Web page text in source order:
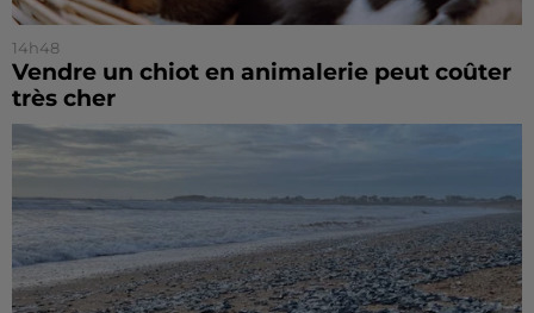
14h48
Vendre un chiot en animalerie peut coûter
très cher